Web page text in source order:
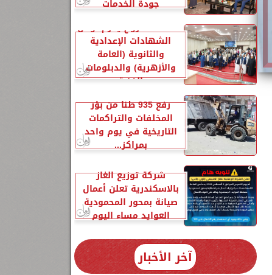
جودة الخدمات
محافظ مطروح يكرم أوائل
الشهادات الإعدادية
والثانوية (العامة
والأزهرية) والدبلومات
الفنية
رفع 935 طنًا من بؤر
المخلفات والتراكمات
التاريخية في يوم واحد
بمراكز...
شركة توزيع الغاز
بالاسكندرية تعلن أعمال
صيانة بمحور المحمودية
العوايد مساء اليوم
آخر الأخبار